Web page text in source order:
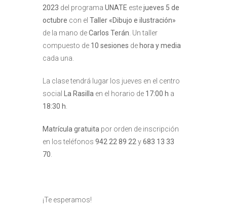
2023 del programa UNATE estejueves 5 de
octubre con el Taller «Dibujo e ilustración»
de la mano deCarlos Terán. Un taller
compuesto de 10 sesiones de hora y media
cada una.
La clase tendrá lugar los jueves en el centro
social La Rasilla en el horario de 17:00 h a
18:30 h.
Matrícula gratuita por orden de inscripción
en los teléfonos 942 22 89 22y683 13 33
70.
¡Te esperamos!